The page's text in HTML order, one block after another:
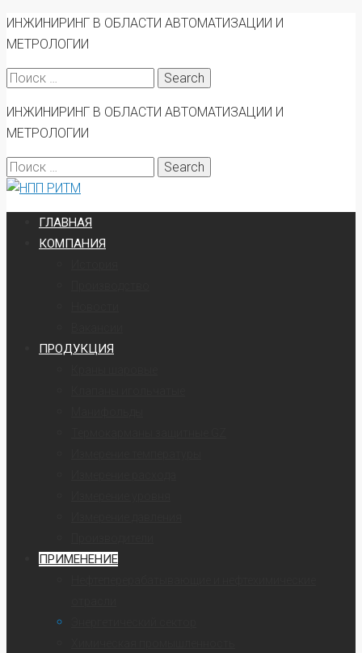
ИНЖИНИРИНГ В ОБЛАСТИ АВТОМАТИЗАЦИИ И
МЕТРОЛОГИИ
Search
ИНЖИНИРИНГ В ОБЛАСТИ АВТОМАТИЗАЦИИ И
МЕТРОЛОГИИ
Search
for:
ГЛАВНАЯ
КОМПАНИЯ
ПРОДУКЦИЯ
ПРИМЕНЕНИЕ